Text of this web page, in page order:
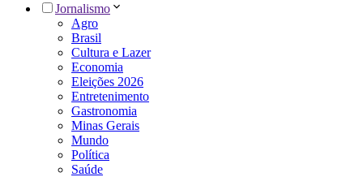
Jornalismo
Agro
Brasil
Cultura e Lazer
Economia
Eleições 2026
Entretenimento
Gastronomia
Minas Gerais
Mundo
Política
Saúde